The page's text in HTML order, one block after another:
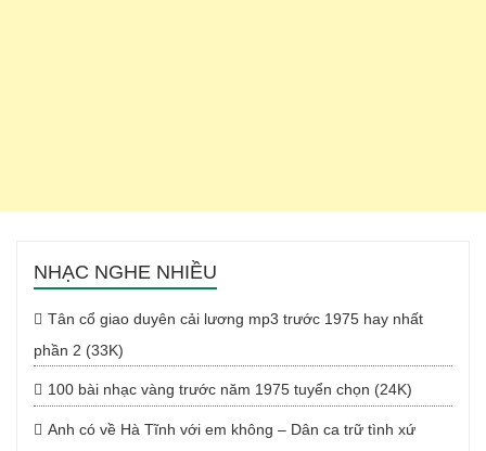
NHẠC NGHE NHIỀU
Tân cổ giao duyên cải lương mp3 trước 1975 hay nhất
phần 2 (33K)
100 bài nhạc vàng trước năm 1975 tuyển chọn (24K)
Anh có về Hà Tĩnh với em không – Dân ca trữ tình xứ